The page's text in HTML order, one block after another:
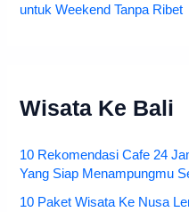
untuk Weekend Tanpa Ribet
Wisata Ke Bali
10 Rekomendasi Cafe 24
Yang Siap Menampungmu
10 Paket Wisata Ke Nusa